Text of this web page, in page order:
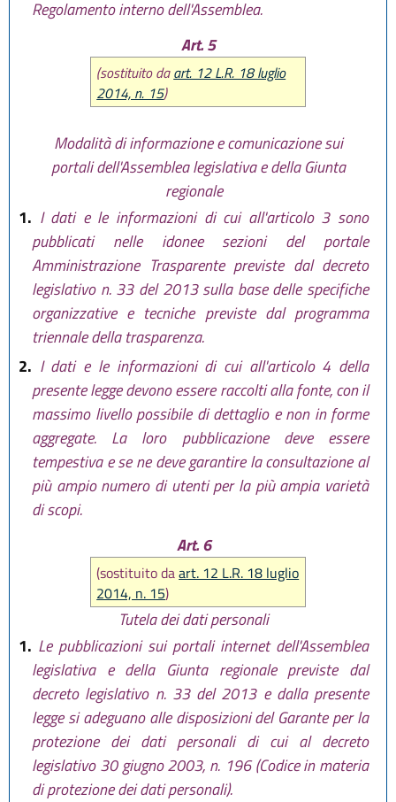
Regolamento interno dell'Assemblea.
Art. 5
(sostituito daart. 12 L.R. 18 luglio
2014, n. 15)
Modalità di informazione e comunicazione sui
portali dell'Assemblea legislativa e della Giunta
regionale
1. I dati e le informazioni di cui all'articolo 3 sono
pubblicati nelle idonee sezioni del portale
Amministrazione Trasparente previste dal decreto
legislativo n. 33 del 2013 sulla base delle specifiche
organizzative e tecniche previste dal programma
triennale della trasparenza.
2. I dati e le informazioni di cui all'articolo 4 della
presente legge devono essere raccolti alla fonte, con il
massimo livello possibile di dettaglio e non in forme
aggregate. La loro pubblicazione deve essere
tempestiva e se ne deve garantire la consultazione al
più ampio numero di utenti per la più ampia varietà
di scopi.
Art. 6
(sostituito daart. 12 L.R. 18 luglio
2014, n. 15)
Tutela dei dati personali
1. Le pubblicazioni sui portali internet dell'Assemblea
legislativa e della Giunta regionale previste dal
decreto legislativo n. 33 del 2013 e dalla presente
legge si adeguano alle disposizioni del Garante per la
protezione dei dati personali di cui al decreto
legislativo 30 giugno 2003, n. 196 (Codice in materia
di protezione dei dati personali).